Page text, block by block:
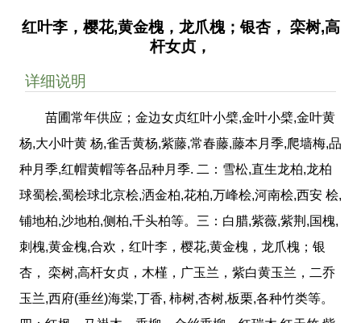
红叶李，樱花,黄金槐，龙爪槐；银杏， 栾树,高
杆女贞，
详细说明
苗圃常年供应；金边女贞红叶小檗,金叶小檗,金叶黄
杨,大小叶黄 杨,雀舌黄杨,紫藤,常春藤,藤本月季,爬墙梅,品
种月季,红帽黄帽等各品种月季. 二：雪松,直生龙柏,龙柏
球蜀桧,蜀桧球北京桧,洒金柏,花柏,万峰桧,河南桧,西安 桧,
铺地柏,沙地柏,侧柏,千头柏等。三：白腊,紫薇,紫荆,国槐,
刺槐,黄金槐,合欢，红叶李，樱花,黄金槐，龙爪槐；银
杏， 栾树,高杆女贞，木槿，广玉兰，紫白黄玉兰，二乔
玉兰,西府(垂丝)海棠,丁香, 柿树,杏树,板栗,各种竹类等。